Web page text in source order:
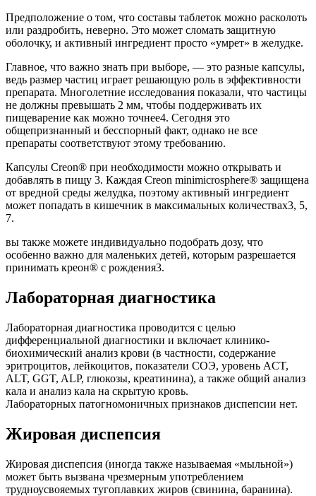
Предположение о том, что составы таблеток можно расколоть
или раздробить, неверно. Это может сломать защитную
оболочку, и активный ингредиент просто «умрет» в желудке.
Главное, что важно знать при выборе, — это разные капсулы,
ведь размер частиц играет решающую роль в эффективности
препарата. Многолетние исследования показали, что частицы
не должны превышать 2 мм, чтобы поддерживать их
пищеварение как можно точнее4. Сегодня это
общепризнанный и бесспорный факт, однако не все
препараты соответствуют этому требованию.
Капсулы Creon® при необходимости можно открывать и
добавлять в пищу 3. Каждая Creon minimicrosphere® защищена
от вредной среды желудка, поэтому активный ингредиент
может попадать в кишечник в максимальных количествах3, 5,
7.
вы также можете индивидуально подобрать дозу, что
особенно важно для маленьких детей, которым разрешается
принимать креон® с рождения3.
Лабораторная диагностика
Лабораторная диагностика проводится с целью
дифференциальной диагностики и включает клинико-
биохимический анализ крови (в частности, содержание
эритроцитов, лейкоцитов, показатели СОЭ, уровень ACT,
ALT, GGT, ALP, глюкозы, креатинина), а также общий анализ
кала и анализ кала на скрытую кровь.
Лабораторных патогномоничных признаков диспепсии нет.
Жировая диспепсия
Жировая диспепсия (иногда также называемая «мыльной»)
может быть вызвана чрезмерным употреблением
трудноусвояемых тугоплавких жиров (свинина, баранина).